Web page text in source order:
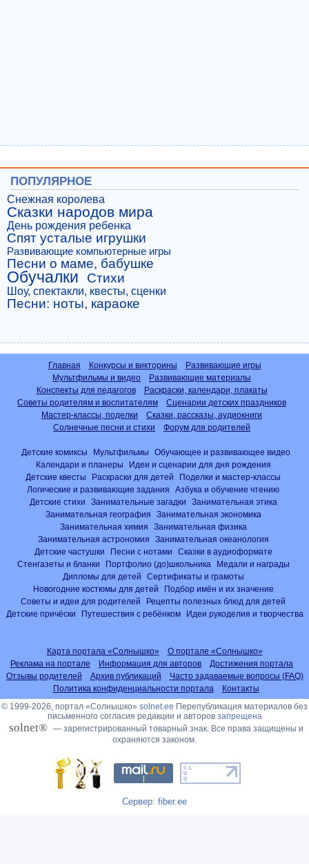
ПОПУЛЯРНОЕ
Снежная королева
Сказки народов мира
День рождения ребенка
Спят усталые игрушки
Развивающие компьютерные игры
Песни о маме, бабушке
Обучалки Стихи
Шоу, спектакли, квесты, сценки
Песни: ноты, караоке
Главная Конкурсы и викторины
Развивающие игры
Мультфильмы и видео
Развивающие материалы
Конспекты для педагогов
Раскраски, календари, плакаты
Советы родителям и воспитателям
Сценарии детских праздников
Мастер-классы, поделки
Сказки, рассказы, аудиокниги
Солнечные песни и стихи
Форум для родителей
Детские комиксы Мультфильмы
Обучающее и развивающее видео
Календари и планеры
Идеи и сценарии для дня рождения
Детские квесты
Раскраски для детей
Поделки и мастер-классы
Логические и развивающие задания
Азбука и обучение чтению
Детские стихи
Занимательные загадки
Занимательная этика
Занимательная география
Занимательная экономика
Занимательная химия
Занимательная физика
Занимательная астрономия
Занимательная океанология
Детские частушки
Песни с нотами
Сказки в аудиоформате
Стенгазеты и бланки
Портфолио (до)школьника
Медали и награды
Дипломы для детей
Сертификаты и грамоты
Новогодние костюмы для детей
Подбор имён и их значение
Советы и идеи для родителей
Рецепты полезных блюд для детей
Детские причёски
Путешествия с ребёнком Идеи рукоделия и творчества
Карта портала «Солнышко»
О портале «Солнышко»
Реклама на портале
Информация для авторов
Достижения портала
Отзывы родителей
Архив публикаций
Часто задаваемые вопросы (FAQ)
Политика конфиденциальности портала
Контакты
© 1999-2026, портал «Солнышко» solnet.ee Перепубликация материалов без
письменного согласия редакции и авторов запрещена
solnet® — зарегистрированный товарный знак. Все права защищены и
охраняются законом.
Сервер: fiber.ee